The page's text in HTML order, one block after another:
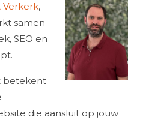
Verkerk,
samen
SEO en
betekent
die aansluit op jouw